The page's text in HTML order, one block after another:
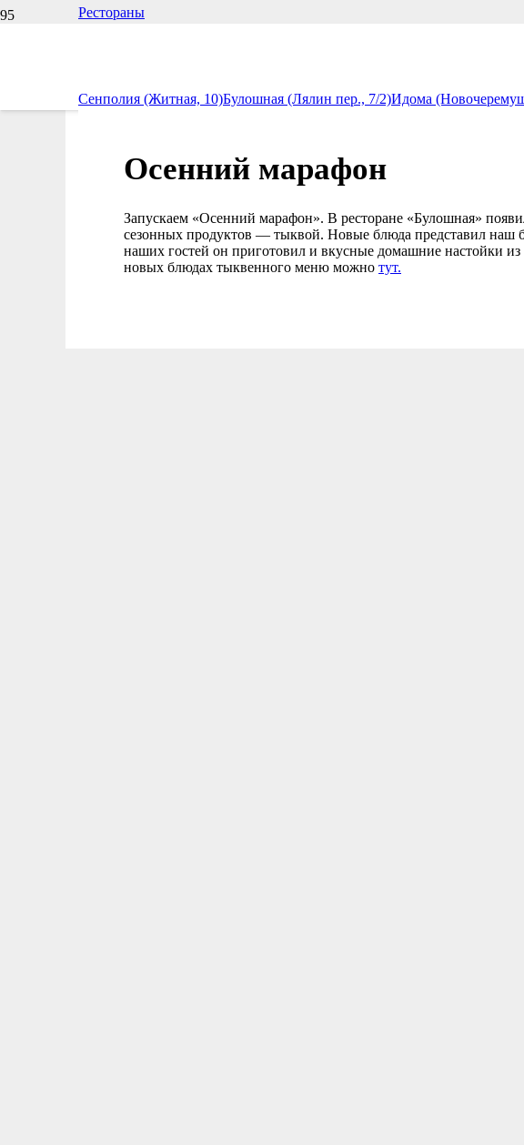
Рестораны
Сенполия (Житная, 10)Булошная (Лялин пер., 7/2)Идома
Осенний марафон
Запускаем «Осенний марафон». В ресторане «Булошная»
сезонных продуктов — тыквой. Новые блюда представил наш
наших гостей он приготовил и вкусные домашние настойки
новых блюдах тыквенного меню можно тут.